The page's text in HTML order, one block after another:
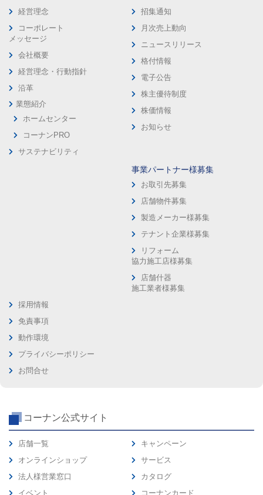
経営理念
コーポレート
メッセージ
会社概要
経営理念・行動指針
沿革
業態紹介
ホームセンター
コーナンPRO
サステナビリティ
招集通知
月次売上動向
ニュースリリース
格付情報
電子公告
株主優待制度
株価情報
お知らせ
事業パートナー様募集
お取引先募集
店舗物件募集
製造メーカー様募集
テナント企業様募集
リフォーム
協力施工店様募集
店舗什器
施工業者様募集
採用情報
免責事項
動作環境
プライバシーポリシー
お問合せ
コーナン公式サイト
店舗一覧
オンラインショップ
法人様営業窓口
イベント
キャンペーン
サービス
カタログ
コーナンカード